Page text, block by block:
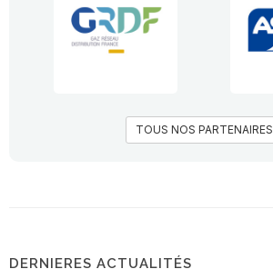
TOUS NOS PARTENAIRES
DERNIERES ACTUALITÉS